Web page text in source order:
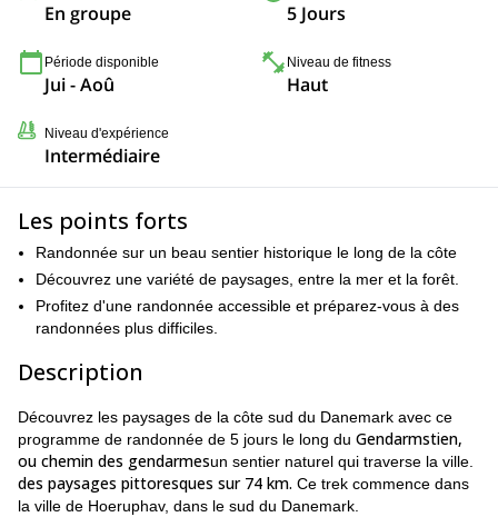
En groupe 5 Jours
Période disponible
Jui - Aoû
Niveau de fitness
Haut
Niveau d'expérience
Intermédiaire
Les points forts
Randonnée sur un beau sentier historique le long de la côte
Découvrez une variété de paysages, entre la mer et la forêt.
Profitez d'une randonnée accessible et préparez-vous à des
randonnées plus difficiles.
Description
Découvrez les paysages de la côte sud du Danemark avec ce
programme de randonnée de 5 jours le long du Gendarmstien,
ou chemin des gendarmesun sentier naturel qui traverse la ville.
des paysages pittoresques sur 74 km. Ce trek commence dans
la ville de Hoeruphav, dans le sud du Danemark.